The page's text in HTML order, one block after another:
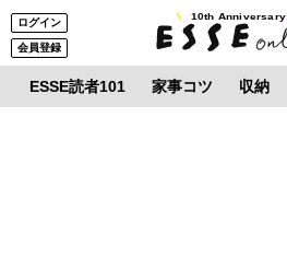
ログイン
会員登録
10th Anniversary
ESSE読者101 家事コツ 収納